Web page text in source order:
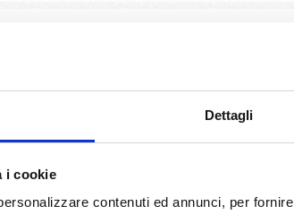
Dettagli
i cookie
contenuti ed annunci, per
Venezia, Kotor, Mykonos, Syros Grecia, Ancona
03/07/2026
10/07/2026
17/07/2026